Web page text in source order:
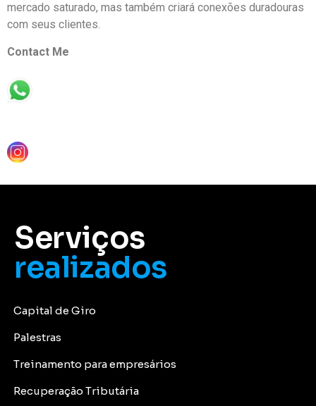
mercado saturado, mas também criará conexões duradouras
com seus clientes.
Contact Me
Serviços
realizados
Capital de Giro
Palestras
Treinamento para empresários
Recuperação Tributária